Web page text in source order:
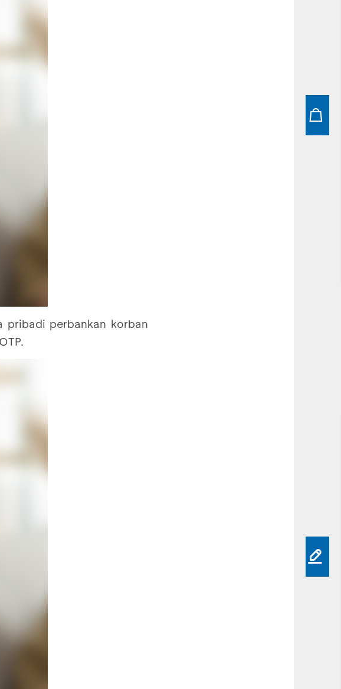
perbankan korban